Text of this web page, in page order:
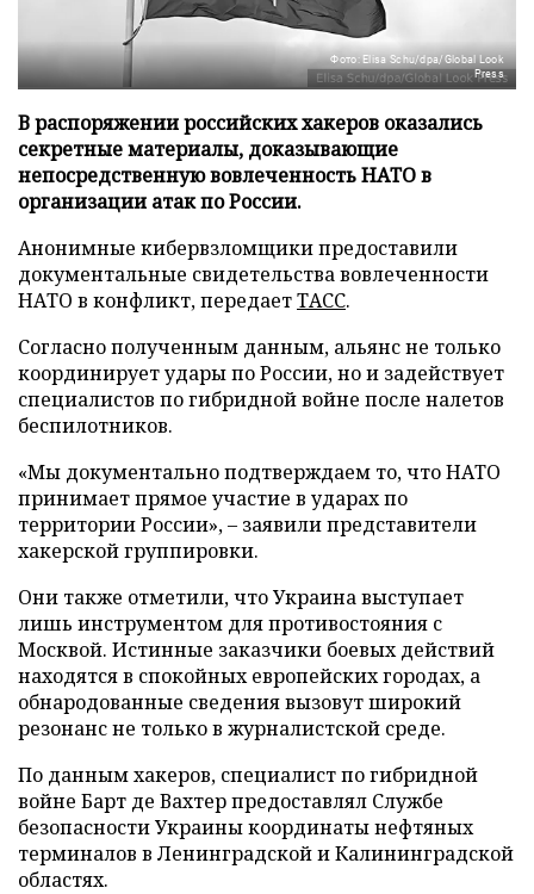
Фото: Elisa Schu/dpa/Global Look
Press
В распоряжении российских хакеров оказались
секретные материалы, доказывающие
непосредственную вовлеченность НАТО в
организации атак по России.
Анонимные кибервзломщики предоставили
документальные свидетельства вовлеченности
НАТО в конфликт, передаетТАСС.
Согласно полученным данным, альянс не только
координирует удары по России, но и задействует
специалистов по гибридной войне после налетов
беспилотников.
«Мы документально подтверждаем то, что НАТО
принимает прямое участие в ударах по
территории России», – заявили представители
хакерской группировки.
Они также отметили, что Украина выступает
лишь инструментом для противостояния с
Москвой. Истинные заказчики боевых действий
находятся в спокойных европейских городах, а
обнародованные сведения вызовут широкий
резонанс не только в журналистской среде.
По данным хакеров, специалист по гибридной
войне Барт де Вахтер предоставлял Службе
безопасности Украины координаты нефтяных
терминалов в Ленинградской и Калининградской
областях.